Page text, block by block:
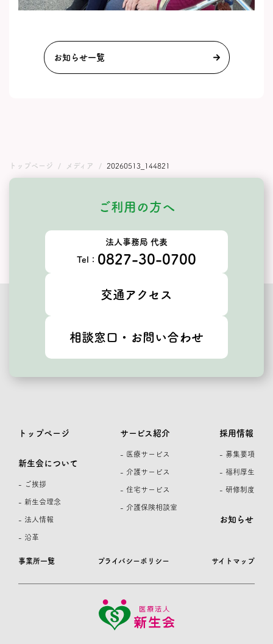
お知らせ一覧
トップページ メディア 20260513_144821
ご利用の方へ
法人事務局 代表
Tel： 0827-30-0700
交通アクセス
相談窓口・お問い合わせ
事業所一覧 プライバシーポリシー サイトマップ
トップページ
新生会について
- ご挨拶
- 新生会理念
- 法人情報
- 沿革
サービス紹介
- 医療サービス
- 介護サービス
- 住宅サービス
- 介護保険相談室
採用情報
- 募集要項
- 福利厚生
- 研修制度
お知らせ